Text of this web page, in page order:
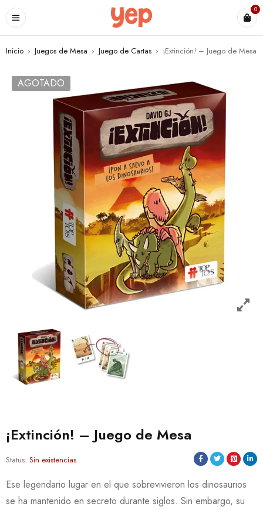
0
Inicio › Juegos de Mesa › Juego de Cartas › ¡Extinción! – Juego de Mesa
AGOTADO
¡Extinción! – Juego de Mesa
Status: Sin existencias
Ese legendario lugar en el que sobrevivieron los dinosaurios
se ha mantenido en secreto durante siglos. Sin embargo, su